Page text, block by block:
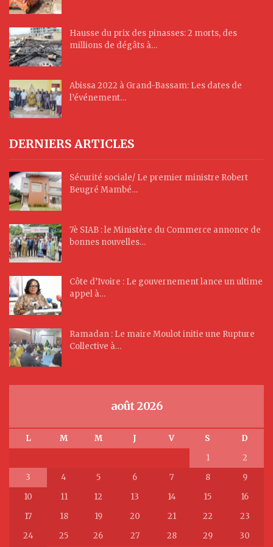
Hausse du prix des pinasses: 2 morts, des
millions de dégâts à…
Abissa 2022 à Grand-Bassam: Les dates de
l’événement…
DERNIERS ARTICLES
Sécurité sociale/ Le premier ministre Robert
Beugré Mambé…
7è SIAB : le Ministère du Commerce annonce de
bonnes nouvelles…
Côte d’Ivoire : Le gouvernement lance un ultime
appel à…
Ramadan : Le maire Moulot initie une Rupture
Collective à…
août 2026
L M M J V S
D
1
2
3
4 5 6 7 8
9
10
11 12 13 14 15
16
17
18 19 20 21 22
23
24
25 26 27 28 29 30